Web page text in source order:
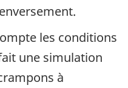
les conditions
une simulation
à